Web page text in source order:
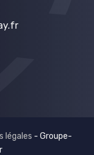
légales - Groupe-